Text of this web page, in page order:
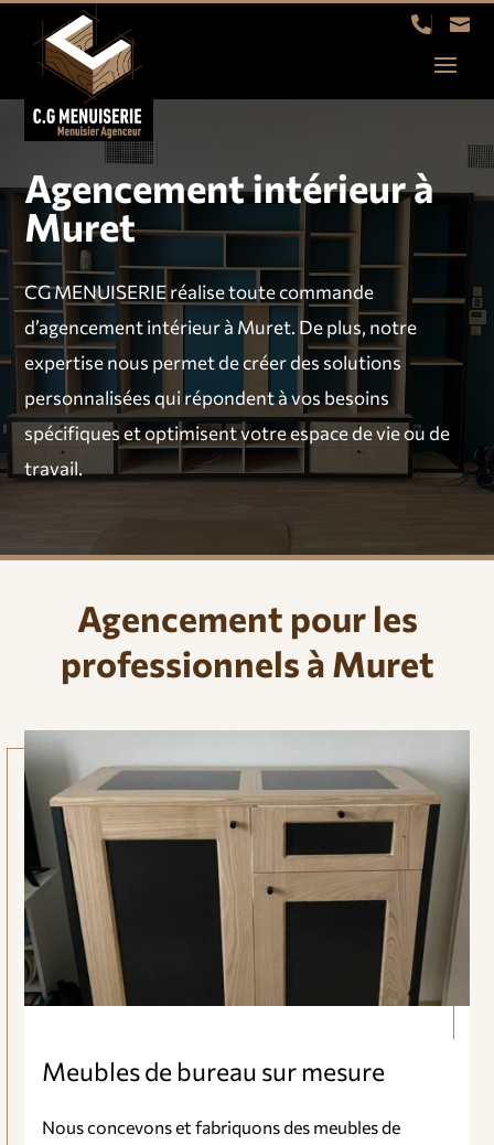
 
Agencement intérieur à
Muret
CG MENUISERIE réalise toute commande
d’agencement intérieur à Muret. De plus, notre
expertise nous permet de créer des solutions
personnalisées qui répondent à vos besoins
spécifiques et optimisent votre espace de vie ou de
travail.
Agencement pour les
professionnels à Muret
Meubles de bureau sur mesure
Nous concevons et fabriquons des meubles de